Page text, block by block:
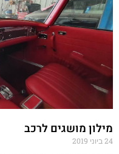
מילון מושגים לרכב
24 ביוני 2019